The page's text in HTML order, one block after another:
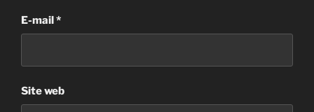
E-mail*
Site web